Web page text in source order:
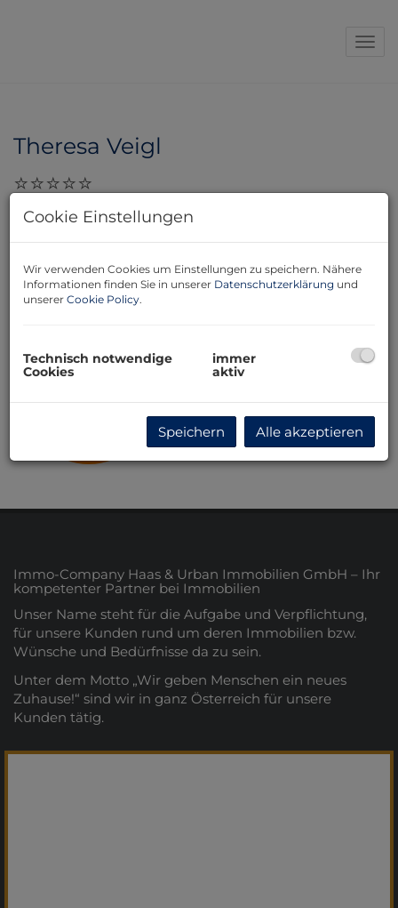
Theresa Veigl
25.02.2025, 08:26
sehr gut unterstützt. Lg, Theresa Veigl
Niederösterreich
Immo-Company Haas & Urban Immobilien GmbH – Ihr
kompetenter Partner bei Immobilien
Unser Name steht für die Aufgabe und Verpflichtung,
für unsere Kunden rund um deren Immobilien bzw.
Wünsche und Bedürfnisse da zu sein.
Unter dem Motto „Wir geben Menschen ein neues
Zuhause!“ sind wir in ganz Österreich für unsere
Kunden tätig.
Cookie Einstellungen
Wir verwenden Cookies um Einstellungen zu speichern. Nähere
Informationen finden Sie in unserer Datenschutzerklärung und
unserer Cookie Policy.
Technisch notwendige
Cookies
immer
aktiv
Speichern Alle akzeptieren